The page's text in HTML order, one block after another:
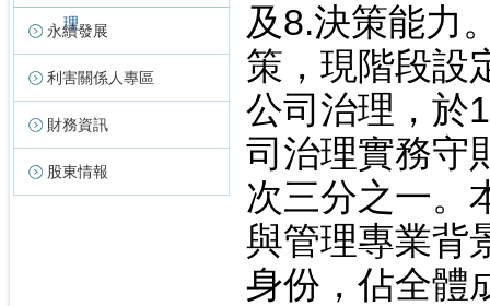
理
永續發展
利害關係人專區
財務資訊
股東情報
及8.決策能力
策，現階段設
公司治理，於
司治理實務守
次三分之一。
與管理專業背
身份，佔全體